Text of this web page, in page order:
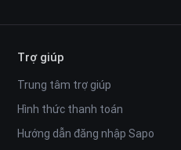
Trợ giúp
Trung tâm trợ giúp
Hình thức thanh toán
Hướng dẫn đăng nhập Sapo